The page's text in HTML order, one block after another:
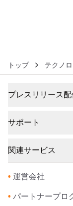
トップ テクノ
プレスリリース配
サポート
関連サービス
• 運営会社
• パートナープロ